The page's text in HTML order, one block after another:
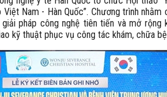
Nam - Hàn Quốc”. Chương trình nhằm
pháp công nghệ tiên tiến và mở rộng
kỹ thuật phục vụ công tác khám, chữa